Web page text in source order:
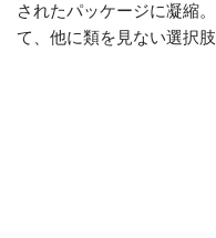
されたパッケージに凝縮
て、他に類を見ない選択